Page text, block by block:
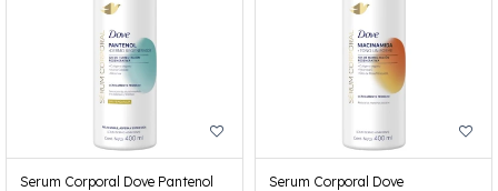
Serum Corporal Dove Pantenol
Serum Corporal Dove